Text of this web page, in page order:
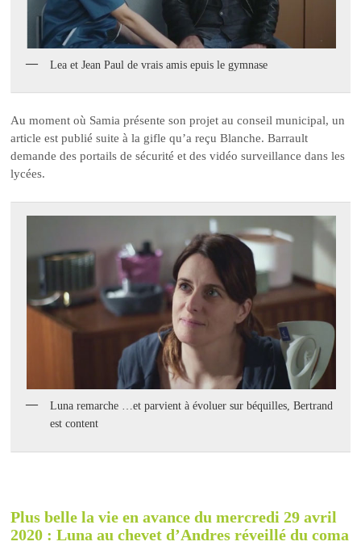
Lea et Jean Paul de vrais amis epuis le gymnase
Au moment où Samia présente son projet au conseil municipal, un
article est publié suite à la gifle qu’a reçu Blanche. Barrault
demande des portails de sécurité et des vidéo surveillance dans les
lycées.
Luna remarche …et parvient à évoluer sur béquilles, Bertrand
est content
Plus belle la vie en avance du mercredi 29 avril
2020 : Luna au chevet d’Andres réveillé du coma